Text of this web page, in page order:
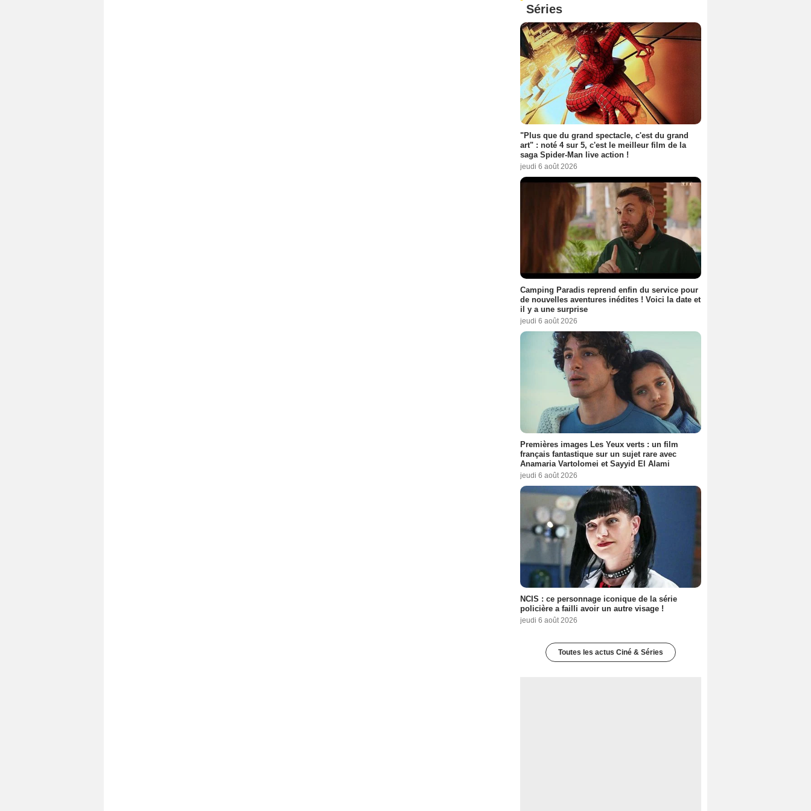
Séries
"Plus que du grand spectacle, c'est du grand
art" : noté 4 sur 5, c'est le meilleur film de la
saga Spider-Man live action !
jeudi 6 août 2026
Camping Paradis reprend enfin du service pour
de nouvelles aventures inédites ! Voici la date et
il y a une surprise
jeudi 6 août 2026
Premières images Les Yeux verts : un film
français fantastique sur un sujet rare avec
Anamaria Vartolomei et Sayyid El Alami
jeudi 6 août 2026
NCIS : ce personnage iconique de la série
policière a failli avoir un autre visage !
jeudi 6 août 2026
Toutes les actus Ciné & Séries